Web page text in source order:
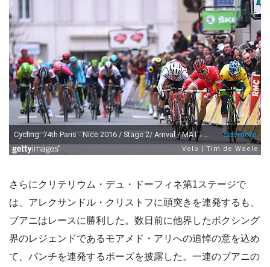
さらにクリテリウム・デュ・ドーフィネ第1ステージで
は、アレクサンドル・クリストフに頭突きを連発するも、
ブアニはレースに勝利した。数日前に他界したボクシング
界のレジェンドであるモアメド・アリへの追悼の意を込め
て、パンチを連発するポーズを披露した。一連のブアニの